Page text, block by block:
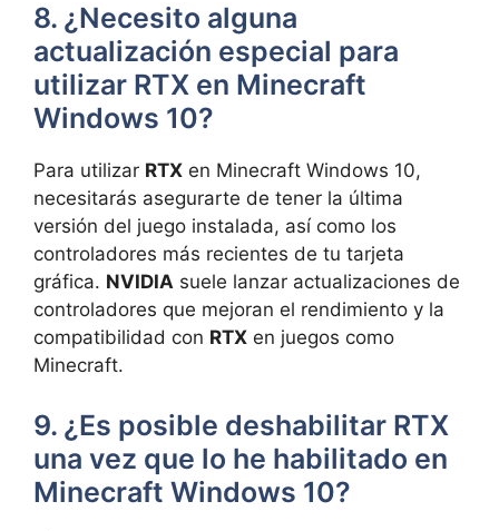
8. ¿Necesito alguna‍
actualización especial para
utilizar RTX en ⁤Minecraft
Windows 10?
Para utilizar RTX en Minecraft Windows 10,
necesitarás asegurarte ‍de tener la última
‍versión del juego instalada, así como‌ los
controladores más recientes de tu tarjeta
gráfica. NVIDIA suele lanzar actualizaciones de
‍controladores que ‍mejoran el rendimiento⁢ y la
compatibilidad‌ con RTX en juegos como
Minecraft.
9. ¿Es posible deshabilitar‌ RTX⁣
una vez⁤ que ⁤lo he⁣ habilitado en
Minecraft Windows 10?